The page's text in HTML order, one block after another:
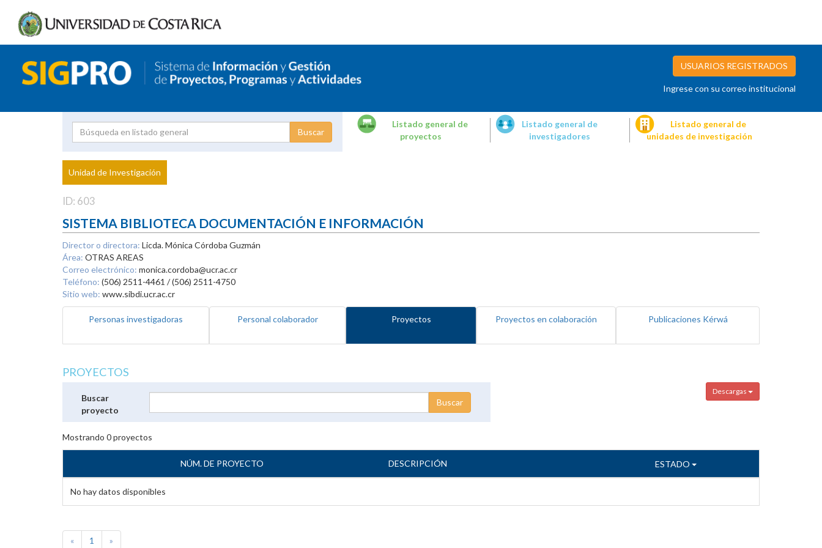
USUARIOS REGISTRADOS
Ingrese con su correo institucional
Proyecto
Investigador
Listado general de
proyectos
Listado general de
investigadores
Listado general de
unidades de investigación
Unidad de Investigación
ID: 603
SISTEMA BIBLIOTECA DOCUMENTACIÓN E INFORMACIÓN
Director o directora: Licda. Mónica Córdoba Guzmán
Área: OTRAS AREAS
Correo electrónico: monica.cordoba@ucr.ac.cr
Teléfono: (506) 2511-4461 / (506) 2511-4750
Sitio web: www.sibdi.ucr.ac.cr
Personas investigadoras Personal colaborador Proyectos Proyectos en colaboración Publicaciones Kérwá
PROYECTOS
Descargas
Buscar
proyecto
Mostrando 0proyectos
NÚM. DE PROYECTO DESCRIPCIÓN ESTADO
No hay datos disponibles
« 1 »